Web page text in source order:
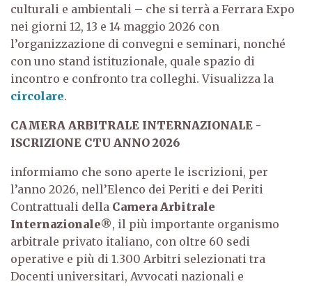
culturali e ambientali – che si terrà a Ferrara Expo
nei giorni 12, 13 e 14 maggio 2026 con
l’organizzazione di convegni e seminari, nonché
con uno stand istituzionale, quale spazio di
incontro e confronto tra colleghi. Visualizza la
circolare.
CAMERA ARBITRALE INTERNAZIONALE -
ISCRIZIONE CTU ANNO 2026
informiamo che sono aperte le iscrizioni, per
l’anno 2026, nell’Elenco dei Periti e dei Periti
Contrattuali della Camera Arbitrale
Internazionale®, il più importante organismo
arbitrale privato italiano, con oltre 60 sedi
operative e più di 1.300 Arbitri selezionati tra
Docenti universitari, Avvocati nazionali e